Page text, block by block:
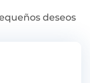
deseos